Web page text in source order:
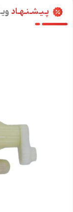
پـیـشـنـهـاد